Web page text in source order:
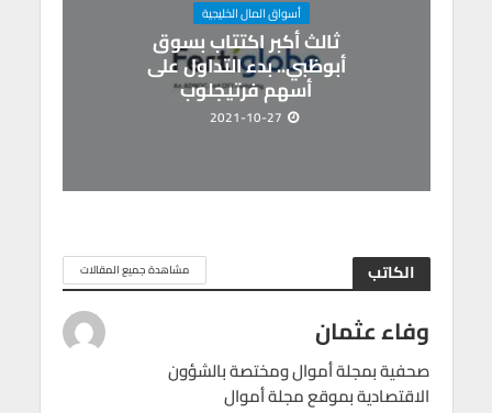
أسواق المال الخليجية
ثالث أكبر اكتتاب بسوق
أبوظبي.. بدء التداول على
أسهم فرتيجلوب
2021-10-27
الكاتب مشاهدة جميع المقالات
وفاء عثمان
صحفية بمجلة أموال ومختصة بالشؤون
الاقتصادية بموقع مجلة أموال